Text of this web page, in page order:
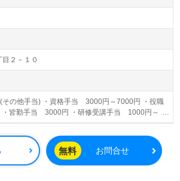
２－１０
その他手当) ・資格手当 3000円～7000円 ・役職
皆勤手当 3000円 ・研修受講手当 1000円～
無料 お問合せ